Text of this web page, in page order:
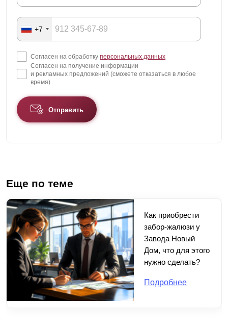
+7
Согласен на обработку персональных данных
Согласен на получение информации
и рекламных предложений (сможете отказаться в любое
время)
Отправить
Еще по теме
Как приобрести
забор-жалюзи у
Завода Новый
Дом, что для этого
нужно сделать?
Подробнее